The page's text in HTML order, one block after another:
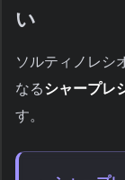
い
ソルティノレシ
なるシャープレ
す。